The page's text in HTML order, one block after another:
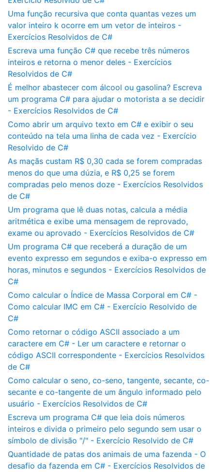
Uma função recursiva que conta quantas vezes um
valor inteiro k ocorre em um vetor de inteiros -
Exercícios Resolvidos de C#
Escreva uma função C# que recebe três números
inteiros e retorna o menor deles - Exercícios
Resolvidos de C#
É melhor abastecer com álcool ou gasolina? Escreva
um programa C# para ajudar o motorista a se decidir
- Exercícios Resolvidos de C#
Como abrir um arquivo texto em C# e exibir o seu
conteúdo na tela uma linha de cada vez - Exercício
Resolvido de C#
As maçãs custam R$ 0,30 cada se forem compradas
menos do que uma dúzia, e R$ 0,25 se forem
compradas pelo menos doze - Exercícios Resolvidos
de C#
Um programa que lê duas notas, calcula a média
aritmética e exibe uma mensagem de reprovado,
exame ou aprovado - Exercícios Resolvidos de C#
Um programa C# que receberá a duração de um
evento expresso em segundos e exiba-o expresso em
horas, minutos e segundos - Exercícios Resolvidos de
C#
Como calcular o Índice de Massa Corporal em C# -
Como calcular IMC em C# - Exercício Resolvido de
C#
Como retornar o código ASCII associado a um
caractere em C# - Ler um caractere e retornar o
código ASCII correspondente - Exercícios Resolvidos
de C#
Como calcular o seno, co-seno, tangente, secante, co-
secante e co-tangente de um ângulo informado pelo
usuário - Exercícios Resolvidos de C#
Escreva um programa C# que leia dois números
inteiros e divida o primeiro pelo segundo sem usar o
símbolo de divisão "/" - Exercício Resolvido de C#
Quantidade de patas dos animais de uma fazenda - O
desafio da fazenda em C# - Exercícios Resolvidos de